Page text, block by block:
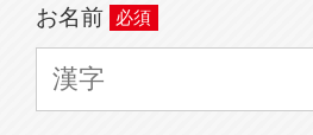
お名前